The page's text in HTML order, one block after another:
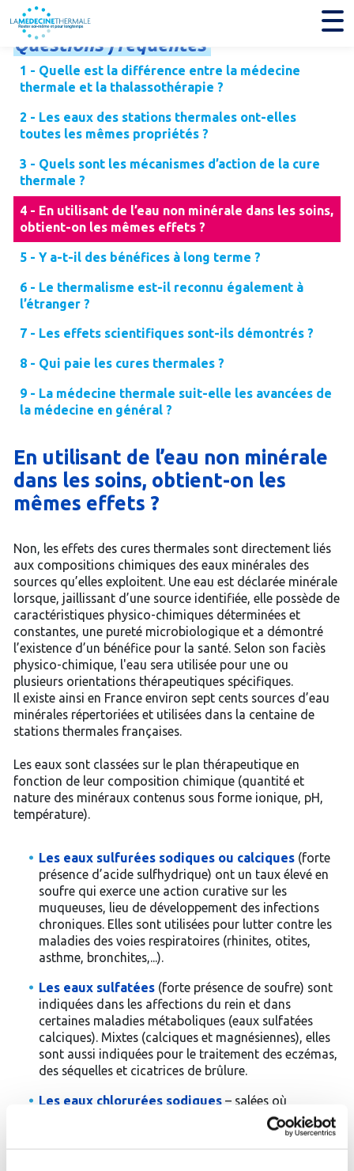
Questionsfréquentes
1 - Quelle est la différence entre la médecine
thermale et la thalassothérapie ?
2 - Les eaux des stations thermales ont-elles
toutes les mêmes propriétés ?
3 - Quels sont les mécanismes d’action de la cure
thermale ?
4 - En utilisant de l’eau non minérale dans les soins,
obtient-on les mêmes effets ?
5 - Y a-t-il des bénéfices à long terme ?
6 - Le thermalisme est-il reconnu également à
l’étranger ?
7 - Les effets scientifiques sont-ils démontrés ?
8 - Qui paie les cures thermales ?
9 - La médecine thermale suit-elle les avancées de
la médecine en général ?
En utilisant de l’eau non minérale
dans les soins, obtient-on les
mêmes effets ?
Non, les effets des cures thermales sont directement liés
aux compositions chimiques des eaux minérales des
sources qu’elles exploitent. Une eau est déclarée minérale
lorsque, jaillissant d’une source identifiée, elle possède de
caractéristiques physico-chimiques déterminées et
constantes, une pureté microbiologique et a démontré
l’existence d’un bénéfice pour la santé. Selon son faciès
physico-chimique, l'eau sera utilisée pour une ou
plusieurs orientations thérapeutiques spécifiques.
Il existe ainsi en France environ sept cents sources d’eau
minérales répertoriées et utilisées dans la centaine de
stations thermales françaises.
Les eaux sont classées sur le plan thérapeutique en
fonction de leur composition chimique (quantité et
nature des minéraux contenus sous forme ionique, pH,
température).
Les eaux sulfurées sodiques ou calciques(forte
présence d’acide sulfhydrique) ont un taux élevé en
soufre qui exerce une action curative sur les
muqueuses, lieu de développement des infections
chroniques. Elles sont utilisées pour lutter contre les
maladies des voies respiratoires (rhinites, otites,
asthme, bronchites,...).
Les eaux sulfatées (forte présence de soufre) sont
indiquées dans les affections du rein et dans
certaines maladies métaboliques (eaux sulfatées
calciques). Mixtes (calciques et magnésiennes), elles
sont aussi indiquées pour le traitement des eczémas,
des séquelles et cicatrices de brûlure.
Les eaux chlorurées sodiques – salées où
prédomine le chlorure de sodium, provenant souvent
de gisements de sel gemme, ont un effet stimulant
sur la croissance et sont indiquées dans le traitement